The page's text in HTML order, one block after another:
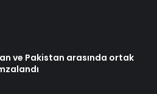
ve Pakistan arasında ortak